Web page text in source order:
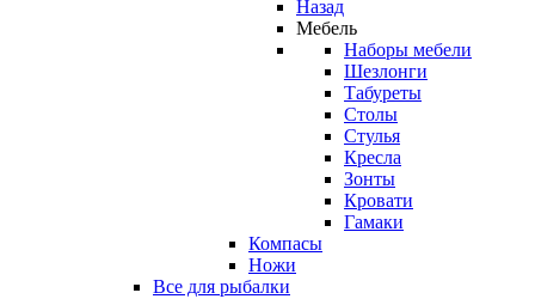
Назад
Мебель
Наборы мебели
Шезлонги
Табуреты
Столы
Стулья
Кресла
Зонты
Кровати
Гамаки
Компасы
Ножи
Все для рыбалки